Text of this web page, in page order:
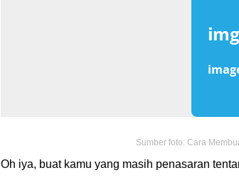
Sumber foto: Cara
Oh iya, buat kamu yang masih penasaran